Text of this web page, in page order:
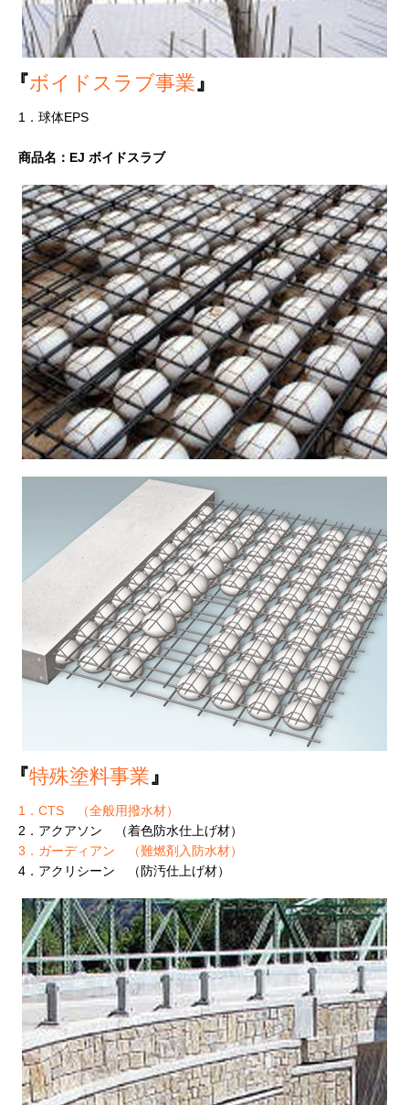
『ボイドスラブ事業』
1．球体EPS
商品名：EJ ボイドスラブ
『特殊塗料事業』
1．CTS （全般用撥水材）
2．アクアソン （着色防水仕上げ材）
3．ガーディアン （難燃剤入防水材）
4．アクリシーン （防汚仕上げ材）